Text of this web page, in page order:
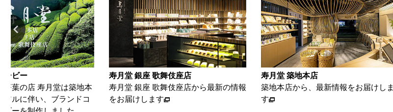
舞伎座店
舞伎座店から最新の情報
す
寿月堂 築地本店
築地本店から、最新情報をお届けしま
す
寿月堂 パリ店
寿月堂パリ店から、パリをはじめヨー
ロッパ各国のお得意さま等の情報をお